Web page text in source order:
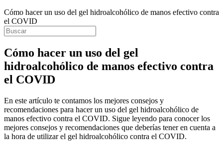
Cómo hacer un uso del gel hidroalcohólico de manos efectivo contra
el COVID
Cómo hacer un uso del gel
hidroalcohólico de manos efectivo contra
el COVID
En este artículo te contamos los mejores consejos y
recomendaciones para hacer un uso del gel hidroalcohólico de
manos efectivo contra el COVID. Sigue leyendo para conocer los
mejores consejos y recomendaciones que deberías tener en cuenta a
la hora de utilizar el gel hidroalcohólico contra el COVID.